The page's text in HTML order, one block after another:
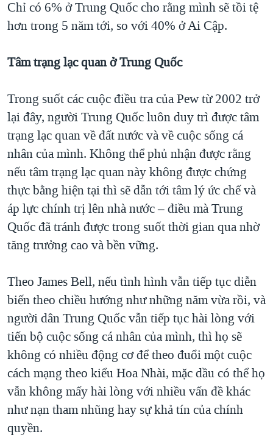
Chỉ có 6% ở Trung Quốc cho rằng mình sẽ tồi tệ
hơn trong 5 năm tới, so với 40% ở Ai Cập.
Tâm trạng lạc quan ở Trung Quốc
Trong suốt các cuộc điều tra của Pew từ 2002 trở
lại đây, người Trung Quốc luôn duy trì được tâm
trạng lạc quan về đất nước và về cuộc sống cá
nhân của mình. Không thể phủ nhận được rằng
nếu tâm trạng lạc quan này không được chứng
thực bằng hiện tại thì sẽ dẫn tới tâm lý ức chế và
áp lực chính trị lên nhà nước – điều mà Trung
Quốc đã tránh được trong suốt thời gian qua nhờ
tăng trưởng cao và bền vững.
Theo James Bell, nếu tình hình vẫn tiếp tục diễn
biến theo chiều hướng như những năm vừa rồi, và
người dân Trung Quốc vẫn tiếp tục hài lòng với
tiến bộ cuộc sống cá nhân của mình, thì họ sẽ
không có nhiều động cơ để theo đuổi một cuộc
cách mạng theo kiểu Hoa Nhài, mặc dầu có thể họ
vẫn không mấy hài lòng với nhiều vấn đề khác
như nạn tham nhũng hay sự khả tín của chính
quyền.